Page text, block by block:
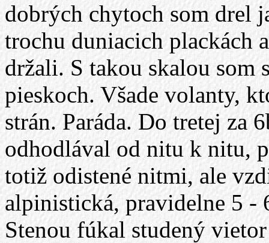
dobrých chytoch som drel
trochu duniacich plackách
držali. S takou skalou som
pieskoch. Všade volanty,
strán. Paráda. Do tretej za
odhodlával od nitu k nitu,
totiž odistené nitmi, ale
alpinistická, pravidelne 5 -
Stenou fúkal studený